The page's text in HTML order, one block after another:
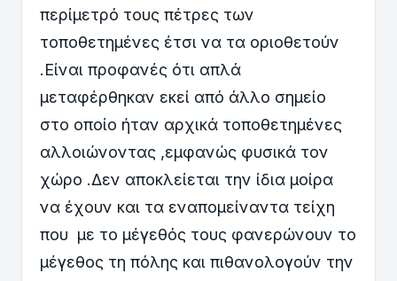
περίμετρό τους πέτρες των
τοποθετημένες έτσι να τα οριοθετούν
.Είναι προφανές ότι απλά
μεταφέρθηκαν εκεί από άλλο σημείο
στο οποίο ήταν αρχικά τοποθετημένες
αλλοιώνοντας ,εμφανώς φυσικά τον
χώρο .Δεν αποκλείεται την ίδια μοίρα
να έχουν και τα εναπομείναντα τείχη
που με το μέγεθός τους φανερώνουν το
μέγεθος τη πόλης και πιθανολογούν την